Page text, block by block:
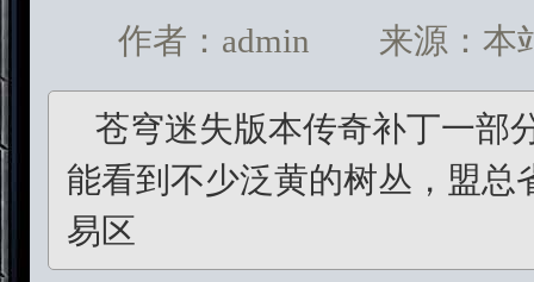
作者：admin 来源：本
苍穹迷失版本传奇补丁一部
能看到不少泛黄的树丛，盟总
易区